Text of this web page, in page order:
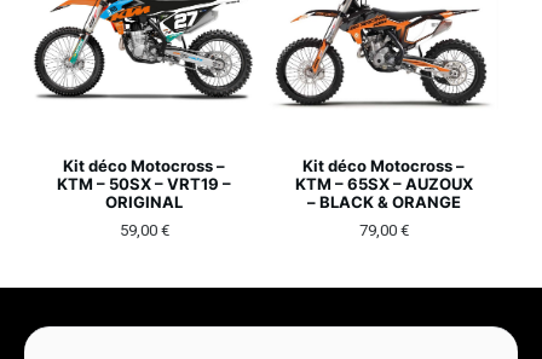
Kit déco Motocross –
KTM – 50SX – VRT19 –
ORIGINAL
59,00 €
Kit déco Motocross –
KTM – 65SX – AUZOUX
– BLACK & ORANGE
79,00 €